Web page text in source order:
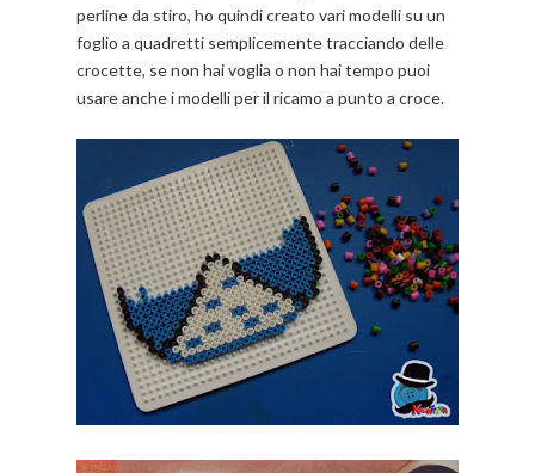
perline da stiro, ho quindi creato vari modelli su un
foglio a quadretti semplicemente tracciando delle
crocette, se non hai voglia o non hai tempo puoi
usare anche i modelli per il ricamo a punto a croce.